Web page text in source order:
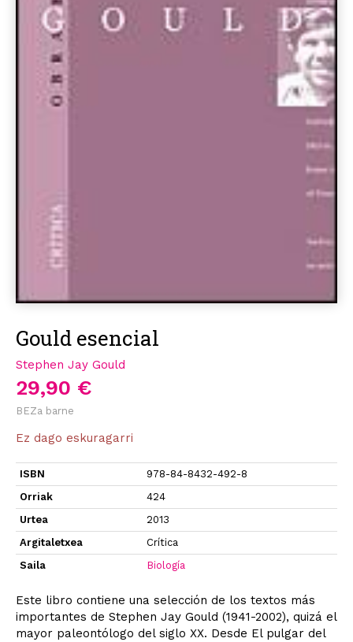
Gould esencial
Stephen Jay Gould
29,90 €
BEZa barne
Ez dago eskuragarri
ISBN
978-84-8432-492-8
Orriak
424
Urtea
2013
Argitaletxea
Crítica
Saila
Biología
Este libro contiene una selección de los textos más
importantes de Stephen Jay Gould (1941-2002), quizá el
mayor paleontólogo del siglo XX. Desde El pulgar del